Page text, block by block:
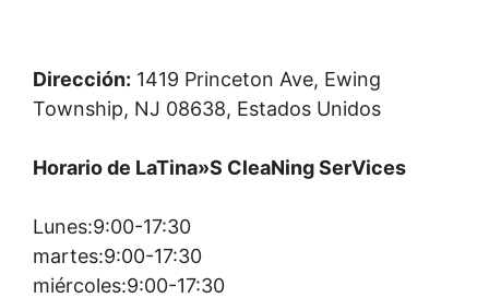
Dirección: 1419 Princeton Ave, Ewing
Township, NJ 08638, Estados Unidos
Horario de LaTina»S CleaNing SerVices
Lunes:9:00-17:30
martes:9:00-17:30
miércoles:9:00-17:30